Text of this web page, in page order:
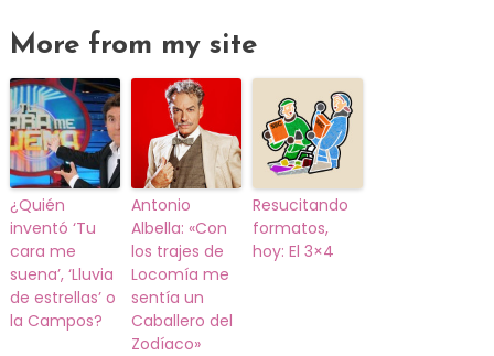
More from my site
¿Quién
inventó ‘Tu
cara me
suena’, ‘Lluvia
de estrellas’ o
la Campos?
Antonio
Albella: «Con
los trajes de
Locomía me
sentía un
Caballero del
Zodíaco»
Resucitando
formatos,
hoy: El 3×4